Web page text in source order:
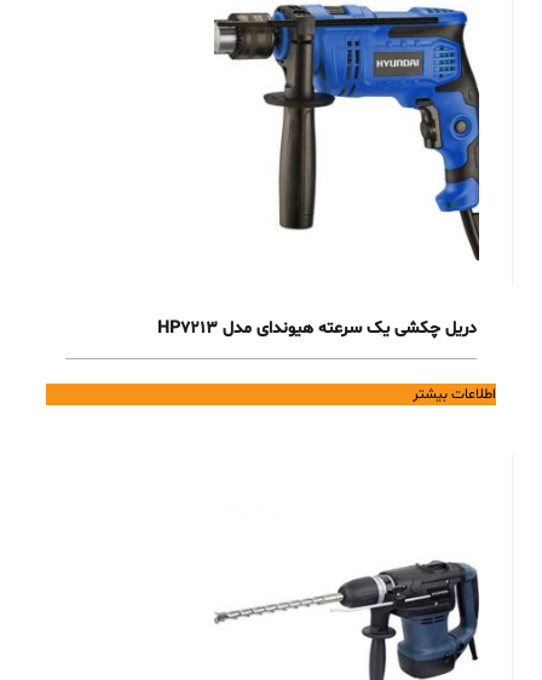
دریل چکشی یک سرعته هیوندای مدل HP7213
اطلاعات بیشتر